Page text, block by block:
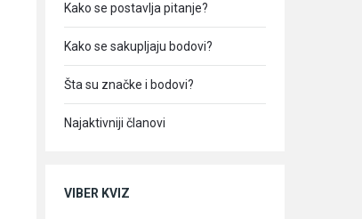
Kako se postavlja pitanje?
Kako se sakupljaju bodovi?
Šta su značke i bodovi?
Najaktivniji članovi
VIBER KVIZ